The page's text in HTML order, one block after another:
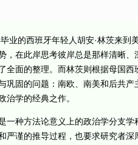
的西班牙年轻人胡安·林茨来到
，在此岸思考彼岸总是那样清晰
全面的整理。而林茨则根据母国
巩固的问题：南欧、南美和后共
治学的经典之作。
种方法论意义上的政治学分支学
严谨的推导过程，也要求研究者